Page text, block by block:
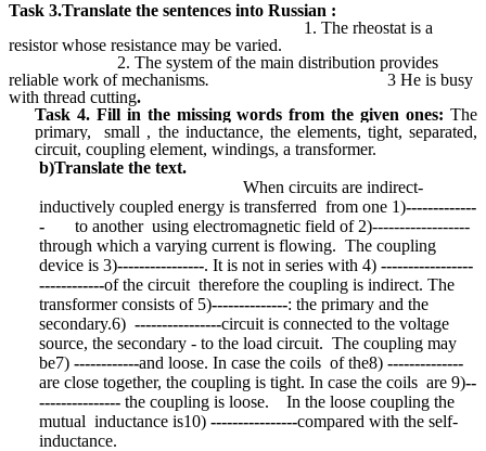
Task 3.Translate the sentences into Russian :
1. The rheostat is a
resistor whose resistance may be varied.
2. The system of the main distribution provides
reliable work of mechanisms. 3 He is busy
with thread cutting.
Task 4. Fill in the missing words from the given ones: The
primary,
small , the inductance, the elements, tight, separated,
circuit, coupling element, windings, a transformer.
b)Translate the text.
When circuits are indirect-
inductively coupled energy is transferred from one 1)-------------
-to another using electromagnetic field of 2)------------------
through which a varying current is flowing. The coupling
device is 3)----------------. It is not in series with 4)-----------------
------------of the circuit therefore the coupling is indirect. The
transformer consists of 5)--------------: the primary and the
secondary.6)----------------circuit is connected to the voltage
source, the secondary - to the load circuit. The coupling may
be7)------------and loose. In case the coils of the8)--------------
are close together, the coupling is tight. In case the coils are 9)--
--------------- the coupling is loose. In the loose coupling the
mutual inductance is10)----------------compared with the self-
inductance.